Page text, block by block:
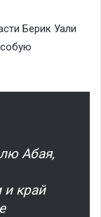
Берик Уали
Абая,
и край